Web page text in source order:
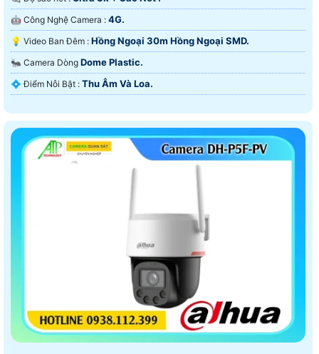
🤖️ Công Nghệ Camera : 4G.
💡 Video Ban Đêm : Hồng Ngoại 30m Hồng Ngoại SMD.
🐜 Camera Dòng Dome Plastic.
️💠 Điểm Nỗi Bật : Thu Âm Và Loa.